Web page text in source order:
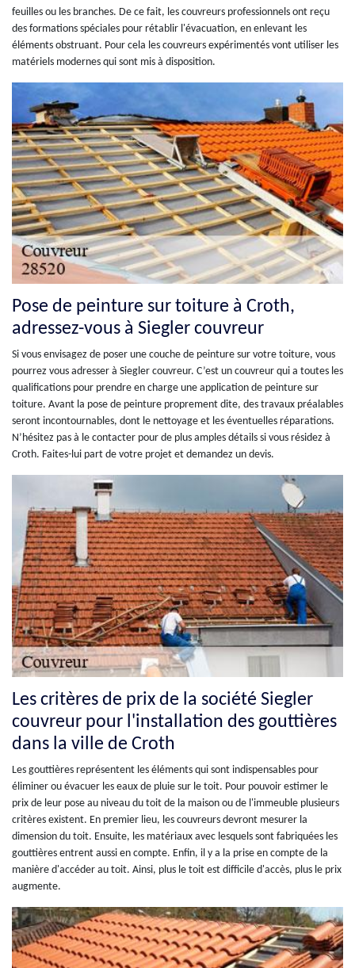
feuilles ou les branches. De ce fait, les couvreurs professionnels ont reçu
des formations spéciales pour rétablir l'évacuation, en enlevant les
éléments obstruant. Pour cela les couvreurs expérimentés vont utiliser les
matériels modernes qui sont mis à disposition.
Pose de peinture sur toiture à Croth,
adressez-vous à Siegler couvreur
Si vous envisagez de poser une couche de peinture sur votre toiture, vous
pourrez vous adresser à Siegler couvreur. C’est un couvreur qui a toutes les
qualifications pour prendre en charge une application de peinture sur
toiture. Avant la pose de peinture proprement dite, des travaux préalables
seront incontournables, dont le nettoyage et les éventuelles réparations.
N’hésitez pas à le contacter pour de plus amples détails si vous résidez à
Croth. Faites-lui part de votre projet et demandez un devis.
Les critères de prix de la société Siegler
couvreur pour l'installation des gouttières
dans la ville de Croth
Les gouttières représentent les éléments qui sont indispensables pour
éliminer ou évacuer les eaux de pluie sur le toit. Pour pouvoir estimer le
prix de leur pose au niveau du toit de la maison ou de l'immeuble plusieurs
critères existent. En premier lieu, les couvreurs devront mesurer la
dimension du toit. Ensuite, les matériaux avec lesquels sont fabriquées les
gouttières entrent aussi en compte. Enfin, il y a la prise en compte de la
manière d'accéder au toit. Ainsi, plus le toit est difficile d'accès, plus le prix
augmente.